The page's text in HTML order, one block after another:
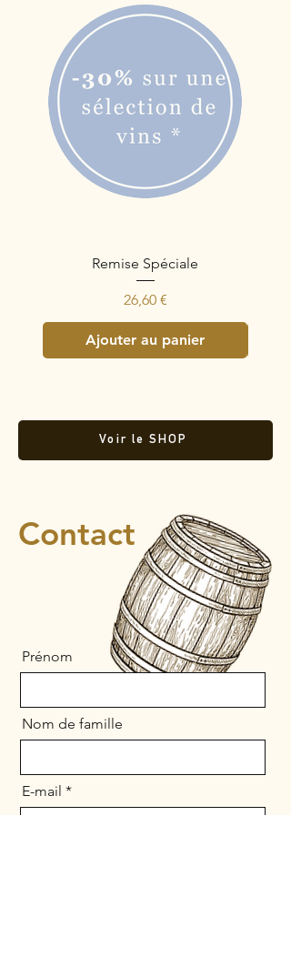
Remise Spéciale
Prix
26,60 €
Ajouter au panier
Voir le SHOP
Contact
Prénom
Nom de famille
E-mail